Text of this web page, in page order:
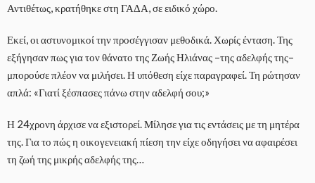
Αντιθέτως, κρατήθηκε στη ΓΑΔΑ, σε ειδικό χώρο.
Εκεί, οι αστυνομικοί την προσέγγισαν μεθοδικά. Χωρίς ένταση. Της
εξήγησαν πως για τον θάνατο της Ζωής Ηλιάνας –της αδελφής της–
μπορούσε πλέον να μιλήσει. Η υπόθεση είχε παραγραφεί. Τη ρώτησαν
απλά: «Γιατί ξέσπασες πάνω στην αδελφή σου;»
Η 24χρονη άρχισε να εξιστορεί. Μίλησε για τις εντάσεις με τη μητέρα
της. Για το πώς η οικογενειακή πίεση την είχε οδηγήσει να αφαιρέσει
τη ζωή της μικρής αδελφής της…